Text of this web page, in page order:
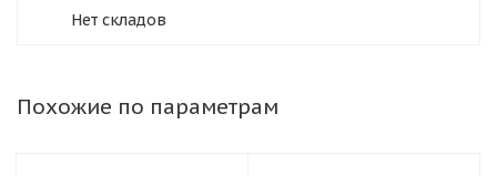
Нет складов
Похожие по параметрам